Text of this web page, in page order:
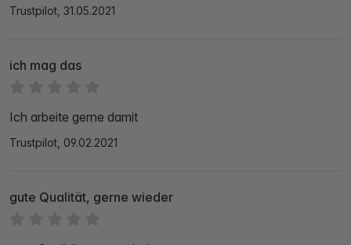
Trustpilot, 31.05.2021
ich mag das
Ich arbeite gerne damit
Trustpilot, 09.02.2021
gute Qualität, gerne wieder